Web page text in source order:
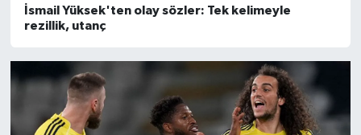
İsmail Yüksek'ten olay sözler: Tek kelimeyle
rezillik, utanç